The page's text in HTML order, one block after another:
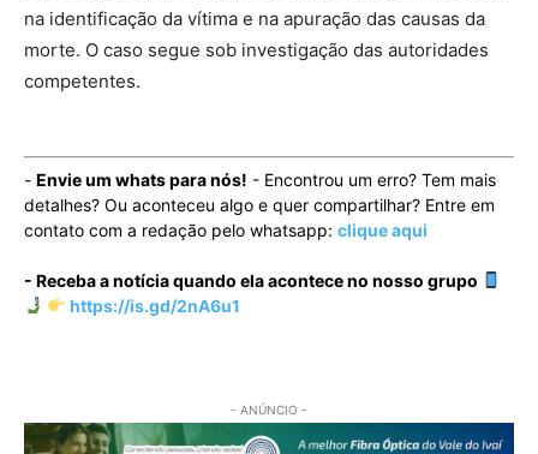
na identificação da vítima e na apuração das causas da
morte. O caso segue sob investigação das autoridades
competentes.
- Envie um whats para nós! - Encontrou um erro? Tem mais
detalhes? Ou aconteceu algo e quer compartilhar? Entre em
contato com a redação pelo whatsapp: clique aqui
- Receba a notícia quando ela acontece no nosso grupo
https://is.gd/2nA6u1
- ANÚNCIO -